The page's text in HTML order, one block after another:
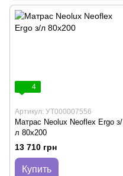
4
Артикул: УТ000007556
Матрас Neolux Neoflex Ergo з/
л 80х200
13 710 грн
Купить